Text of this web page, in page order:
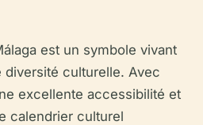
est un symbole vivant
diversité culturelle. Avec
excellente accessibilité et
calendrier culturel